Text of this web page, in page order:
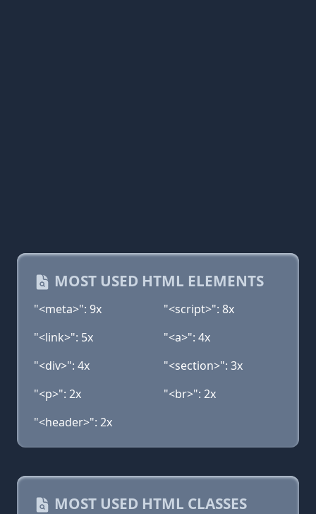
MOST USED HTML ELEMENTS
"<meta>": 9x
"<script>": 8x
"<link>": 5x
"<a>": 4x
"<div>": 4x
"<section>": 3x
"<p>": 2x
"<br>": 2x
"<header>": 2x
MOST USED HTML CLASSES